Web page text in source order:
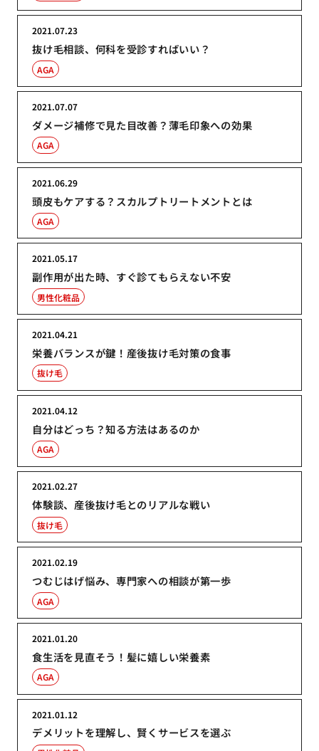
抜け毛相談、何科を受診すればいい？
2021.07.23
AGA
ダメージ補修で見た目改善？薄毛印象への効果
2021.07.07
AGA
頭皮もケアする？スカルプトリートメントとは
2021.06.29
AGA
副作用が出た時、すぐ診てもらえない不安
2021.05.17
男性化粧品
栄養バランスが鍵！産後抜け毛対策の食事
2021.04.21
抜け毛
自分はどっち？知る方法はあるのか
2021.04.12
AGA
体験談、産後抜け毛とのリアルな戦い
2021.02.27
抜け毛
つむじはげ悩み、専門家への相談が第一歩
2021.02.19
AGA
食生活を見直そう！髪に嬉しい栄養素
2021.01.20
AGA
デメリットを理解し、賢くサービスを選ぶ
2021.01.12